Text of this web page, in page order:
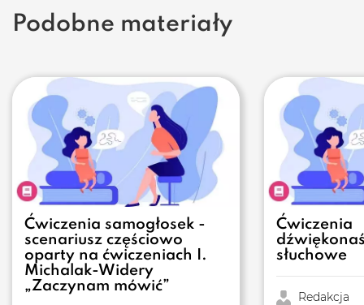
Podobne materiały
Ćwiczenia samogłosek -
scenariusz częściowo
oparty na ćwiczeniach I.
Michalak-Widery
„Zaczynam mówić”
Ćwiczenia
słuchowe
Redakcja